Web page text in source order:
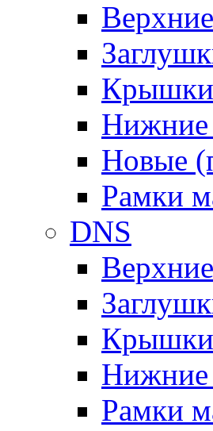
Нижние
Новые
Рамки
DNS
Нижние
Рамки